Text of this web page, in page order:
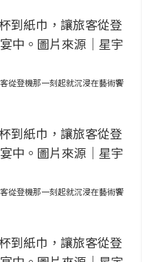
從登機那一刻起就沉浸在藝術饗
從登機那一刻起就沉浸在藝術饗